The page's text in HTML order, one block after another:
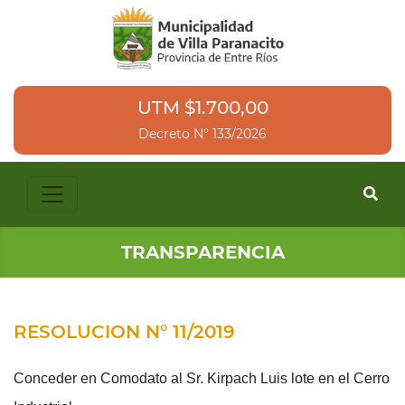
UTM $1.700,00
Decreto N° 133/2026
TRANSPARENCIA
RESOLUCION N° 11/2019
Conceder en Comodato al Sr. Kirpach Luis lote en el Cerro